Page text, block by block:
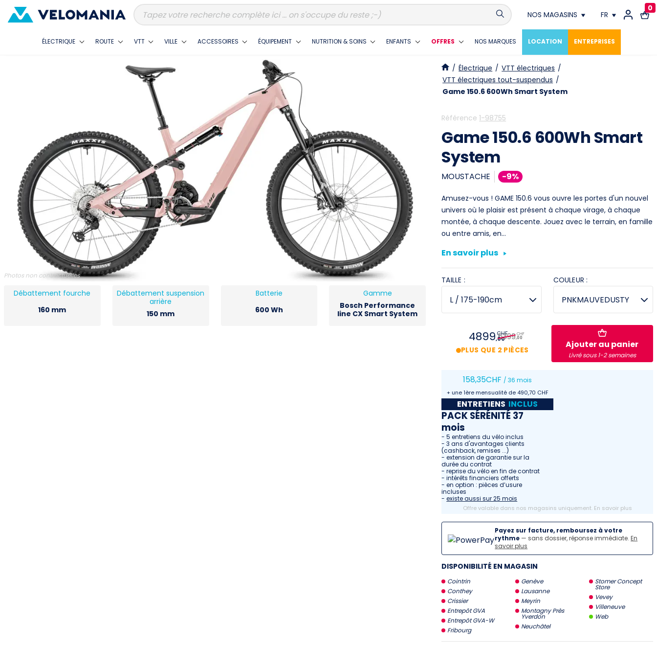
NOS MAGASINS
Conthey
Crissier
Fribourg
Lausanne
Neuchâtel
Vevey
Stromer Concept Store
FR
FR
0
ÉLECTRIQUE ROUTE VTT VILLE ACCESSOIRES ÉQUIPEMENT NUTRITION & SOINS ENFANTS OFFRES NOS MARQUES LOCATION ENTREPRISES
Photos non contractuelles
Débattement fourche
160 mm
Débattement suspension
arrière
150 mm
Batterie
600 Wh
Gamme
Bosch Performance
line CX Smart System
/ Électrique / VTT électriques /
VTT électriques tout-suspendus /
Game 150.6 600Wh Smart System
Référence 1-98755
Game 150.6 600Wh Smart
System
MOUSTACHE -9%
Amusez-vous ! GAME 150.6 vous ouvre les portes d'un nouvel
univers où le plaisir est présent à chaque virage, à chaque
montée, à chaque descente. Jouez avec le terrain, en famille
ou entre amis, en…
En savoir plus
TAILLE : COULEUR :
4899,00
CHF
5399,00
CHF
PLUS QUE 2 PIÈCES
Ajouter au panier
Livré sous 1-2 semaines
158,35CHF / 36 mois
+ une 1ère mensualité de 490,70 CHF
ENTRETIENS INCLUS
PACK SÉRÉNITÉ 37
mois
- 5 entretiens du vélo inclus
- 3 ans d'avantages clients
(cashback, remises ...)
- extension de garantie sur la
durée du contrat
- reprise du vélo en fin de contrat
- intérêts financiers offerts
- en option : pièces d’usure
incluses
-existe aussi sur 25 mois
Offre valable dans nos magasins uniquement. En savoir plus
Payez sur facture, remboursez à votre
rythme — sans dossier, réponse immédiate.En
savoir plus
DISPONIBILITÉ EN MAGASIN
Cointrin
Conthey
Crissier
Entrepôt GVA
Entrepôt GVA-W
Fribourg
Genève
Lausanne
Meyrin
Montagny Près
Yverdon
Neuchâtel
Stomer Concept
Store
Vevey
Villeneuve
Web